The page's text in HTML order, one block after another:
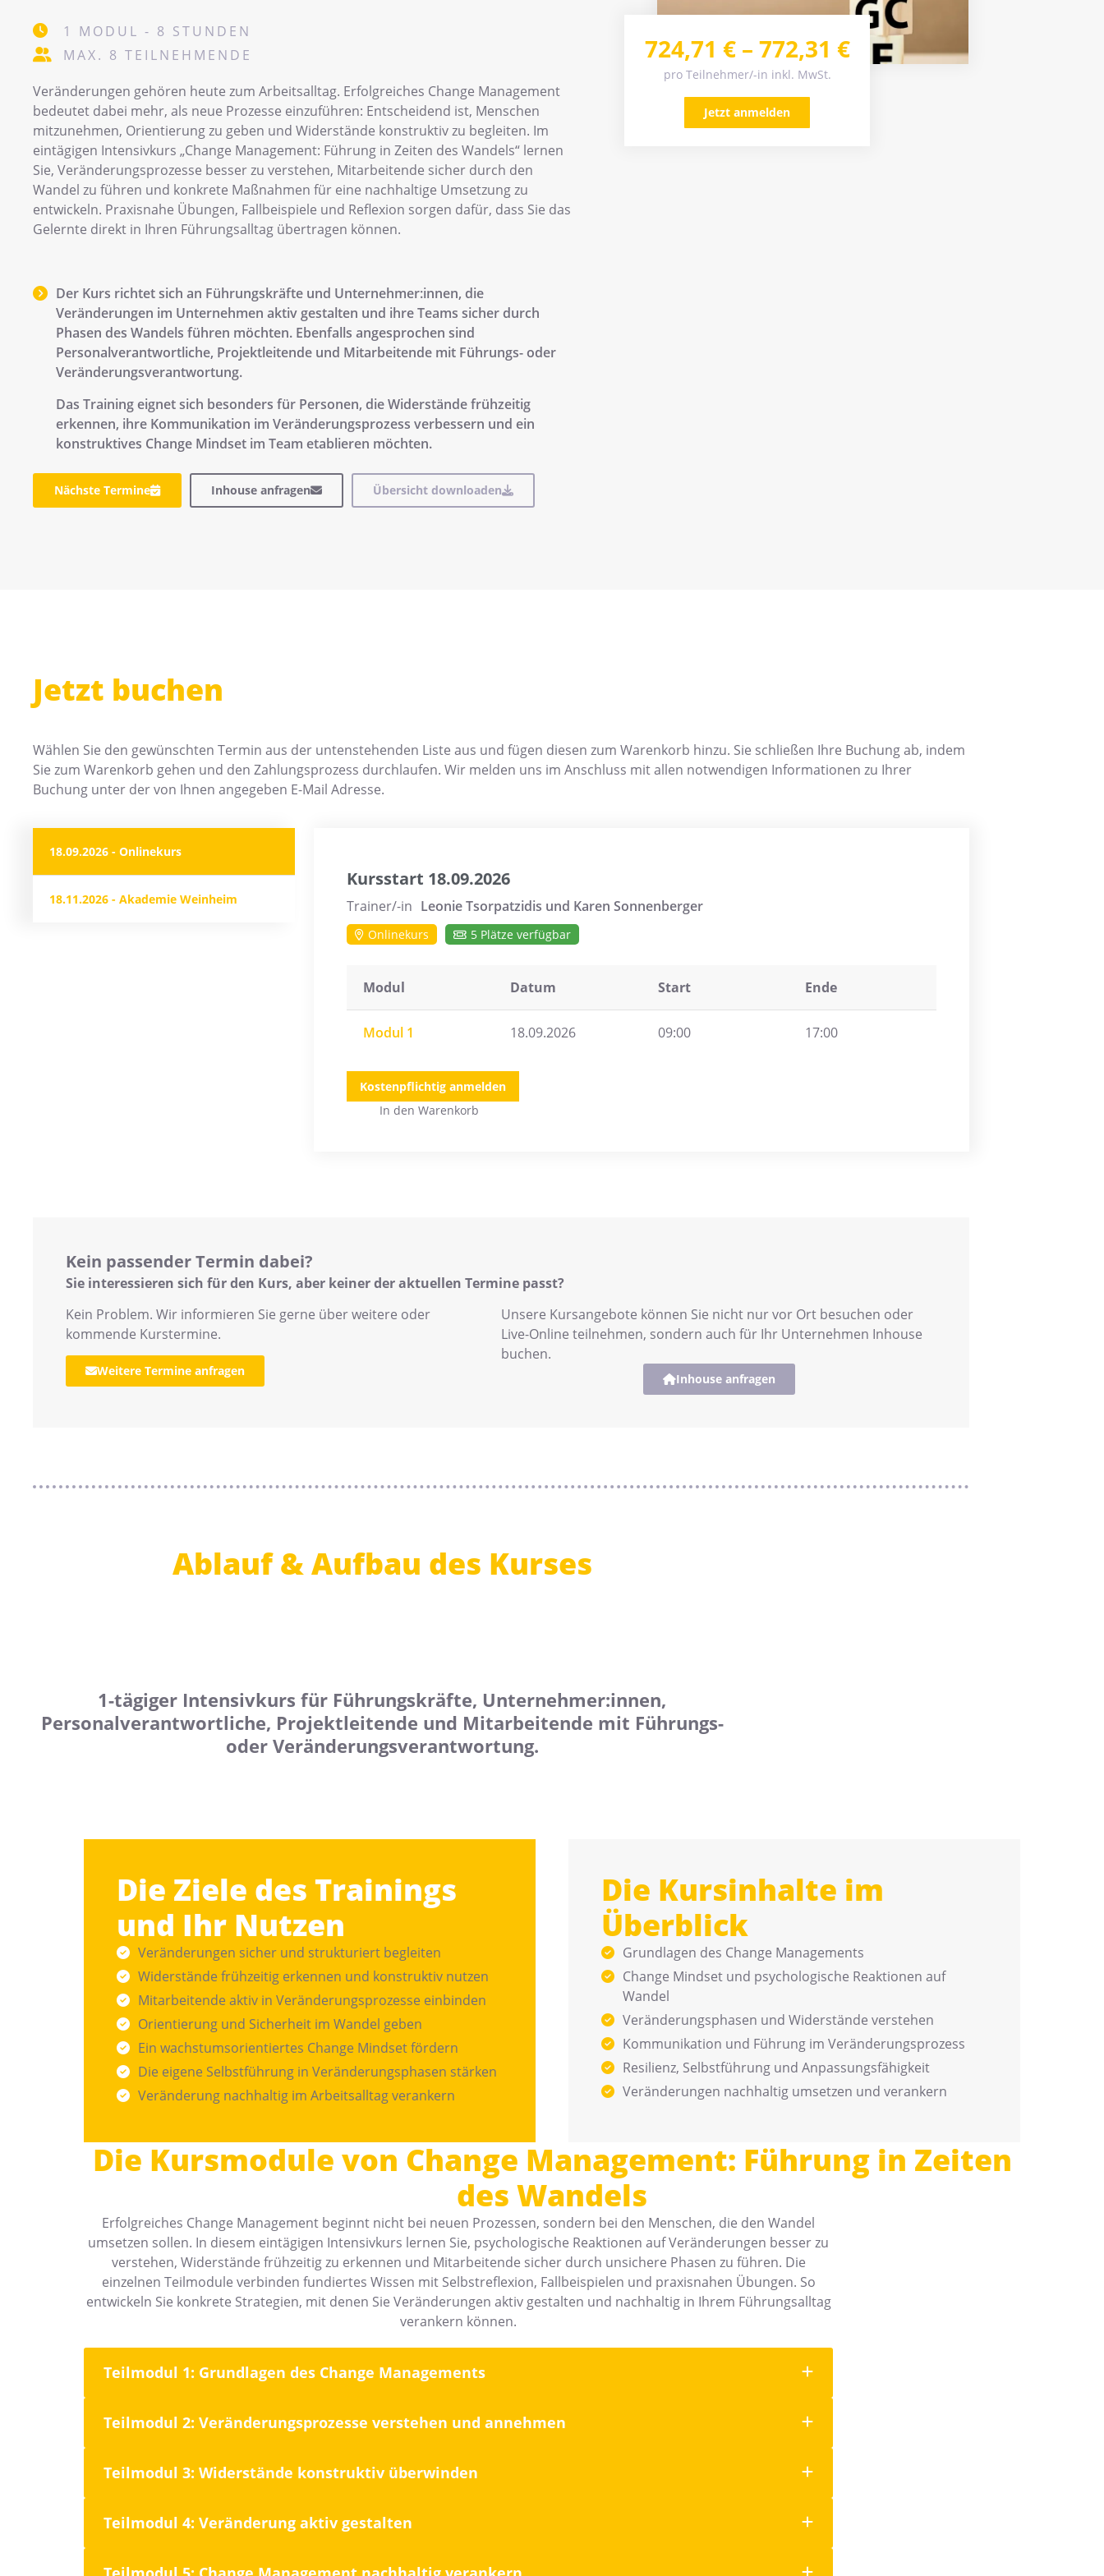
1 MODUL - 8 STUNDEN
MAX. 8 TEILNEHMENDE
Veränderungen gehören heute zum Arbeitsalltag. Erfolgreiches Change Management
bedeutet dabei mehr, als neue Prozesse einzuführen: Entscheidend ist, Menschen
mitzunehmen, Orientierung zu geben und Widerstände konstruktiv zu begleiten. Im
eintägigen Intensivkurs „Change Management: Führung in Zeiten des Wandels“ lernen
Sie, Veränderungsprozesse besser zu verstehen, Mitarbeitende sicher durch den
Wandel zu führen und konkrete Maßnahmen für eine nachhaltige Umsetzung zu
entwickeln. Praxisnahe Übungen, Fallbeispiele und Reflexion sorgen dafür, dass Sie das
Gelernte direkt in Ihren Führungsalltag übertragen können.
Der Kurs richtet sich an Führungskräfte und Unternehmer:innen, die
Veränderungen im Unternehmen aktiv gestalten und ihre Teams sicher durch
Phasen des Wandels führen möchten. Ebenfalls angesprochen sind
Personalverantwortliche, Projektleitende und Mitarbeitende mit Führungs- oder
Veränderungsverantwortung.
Das Training eignet sich besonders für Personen, die Widerstände frühzeitig
erkennen, ihre Kommunikation im Veränderungsprozess verbessern und ein
konstruktives Change Mindset im Team etablieren möchten.
Nächste Termine Inhouse anfragen Übersicht downloaden
724,71 €– 772,31 €
pro Teilnehmer/-in inkl. MwSt.
Jetzt anmelden
Jetzt buchen
Wählen Sie den gewünschten Termin aus der untenstehenden Liste aus und fügen diesen zum Warenkorb hinzu. Sie schließen Ihre Buchung ab, indem
Sie zum Warenkorb gehen und den Zahlungsprozess durchlaufen. Wir melden uns im Anschluss mit allen notwendigen Informationen zu Ihrer
Buchung unter der von Ihnen angegeben E-Mail Adresse.
18.09.2026 - Onlinekurs
18.11.2026 - Akademie Weinheim
Kursstart 18.09.2026
Trainer/-in Leonie Tsorpatzidis und Karen Sonnenberger
Onlinekurs 5 Plätze verfügbar
Modul Datum Start Ende
Modul 1 18.09.2026 09:00 17:00
Kostenpflichtig anmelden
In den Warenkorb
Kein passender Termin dabei?
Sie interessieren sich für den Kurs, aber keiner der aktuellen Termine passt?
Kein Problem. Wir informieren Sie gerne über weitere oder
kommende Kurstermine.
Weitere Termine anfragen
Unsere Kursangebote können Sie nicht nur vor Ort besuchen oder
Live-Online teilnehmen, sondern auch für Ihr Unternehmen Inhouse
buchen.
Inhouse anfragen
Ablauf & Aufbau des Kurses
1-tägiger Intensivkurs für Führungskräfte, Unternehmer:innen,
Personalverantwortliche, Projektleitende und Mitarbeitende mit Führungs-
oder Veränderungsverantwortung.
Die Ziele des Trainings
und Ihr Nutzen
Veränderungen sicher und strukturiert begleiten
Widerstände frühzeitig erkennen und konstruktiv nutzen
Mitarbeitende aktiv in Veränderungsprozesse einbinden
Orientierung und Sicherheit im Wandel geben
Ein wachstumsorientiertes Change Mindset fördern
Die eigene Selbstführung in Veränderungsphasen stärken
Veränderung nachhaltig im Arbeitsalltag verankern
Die Kursinhalte im
Überblick
Grundlagen des Change Managements
Change Mindset und psychologische Reaktionen auf
Wandel
Veränderungsphasen und Widerstände verstehen
Kommunikation und Führung im Veränderungsprozess
Resilienz, Selbstführung und Anpassungsfähigkeit
Veränderungen nachhaltig umsetzen und verankern
Die Kursmodule von Change Management: Führung in Zeiten
des Wandels
Erfolgreiches Change Management beginnt nicht bei neuen Prozessen, sondern bei den Menschen, die den Wandel
umsetzen sollen. In diesem eintägigen Intensivkurs lernen Sie, psychologische Reaktionen auf Veränderungen besser zu
verstehen, Widerstände frühzeitig zu erkennen und Mitarbeitende sicher durch unsichere Phasen zu führen. Die
einzelnen Teilmodule verbinden fundiertes Wissen mit Selbstreflexion, Fallbeispielen und praxisnahen Übungen. So
entwickeln Sie konkrete Strategien, mit denen Sie Veränderungen aktiv gestalten und nachhaltig in Ihrem Führungsalltag
verankern können.
Teilmodul 1: Grundlagen des Change Managements
Teilmodul 2: Veränderungsprozesse verstehen und annehmen
Teilmodul 3: Widerstände konstruktiv überwinden
Teilmodul 4: Veränderung aktiv gestalten